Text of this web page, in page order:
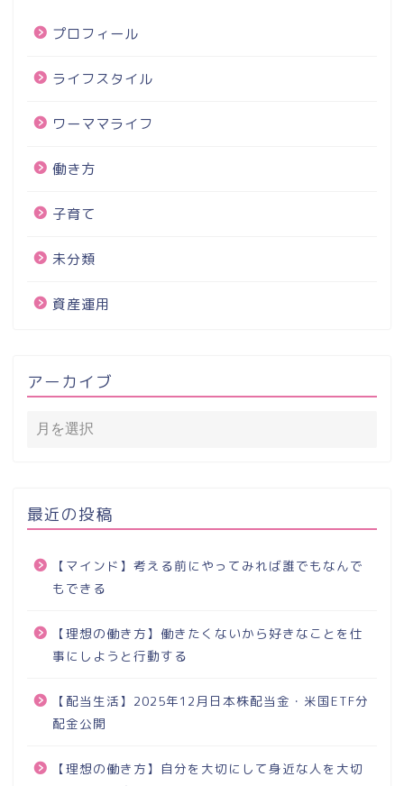
プロフィール
ライフスタイル
ワーママライフ
働き方
子育て
未分類
資産運用
アーカイブ
最近の投稿
【マインド】考える前にやってみれば誰でもなんで
もできる
【理想の働き方】働きたくないから好きなことを仕
事にしようと行動する
【配当生活】2025年12月日本株配当金・米国ETF分
配金公開
【理想の働き方】自分を大切にして身近な人を大切